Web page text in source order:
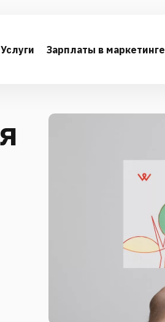
Услуги Зарплаты в маркетинге